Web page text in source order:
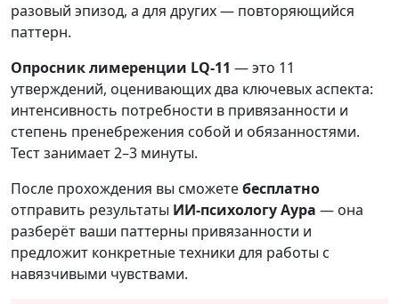
разовый эпизод, а для других — повторяющийся
паттерн.
Опросник лимеренции LQ-11 — это 11
утверждений, оценивающих два ключевых аспекта:
интенсивность потребности в привязанности и
степень пренебрежения собой и обязанностями.
Тест занимает 2–3 минуты.
После прохождения вы сможетебесплатно
отправить результаты ИИ-психологу Аура — она
разберёт ваши паттерны привязанности и
предложит конкретные техники для работы с
навязчивыми чувствами.